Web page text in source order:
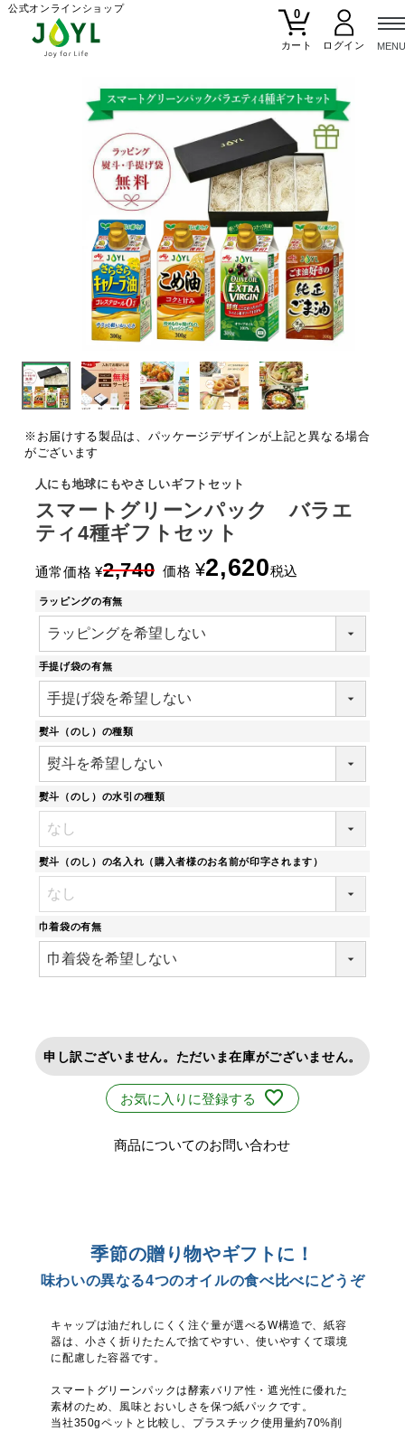
公式オンラインショップ
0
カート
※お届けする製品は、パッケージデザインが上記と異なる場合
がございます
人にも地球にもやさしいギフトセット
スマートグリーンパック バラエ
ティ4種ギフトセット
通常価格 ¥2,740 価格 ¥2,620税込
ラッピングの有無
手提げ袋の有無
熨斗（のし）の種類
熨斗（のし）の水引の種類
熨斗（のし）の名入れ（購入者様のお名前が印字されます）
巾着袋の有無
申し訳ございません。ただいま在庫がございません。
お気に入りに登録する
商品についてのお問い合わせ
季節の贈り物やギフトに！
味わいの異なる4つのオイルの食べ比べにどうぞ
キャップは油だれしにくく注ぐ量が選べるW構造で、紙容
器は、小さく折りたたんで捨てやすい、使いやすくて環境
に配慮した容器です。
スマートグリーンパックは酵素バリア性・遮光性に優れた
素材のため、風味とおいしさを保つ紙パックです。
当社350gペットと比較し、プラスチック使用量約70%削